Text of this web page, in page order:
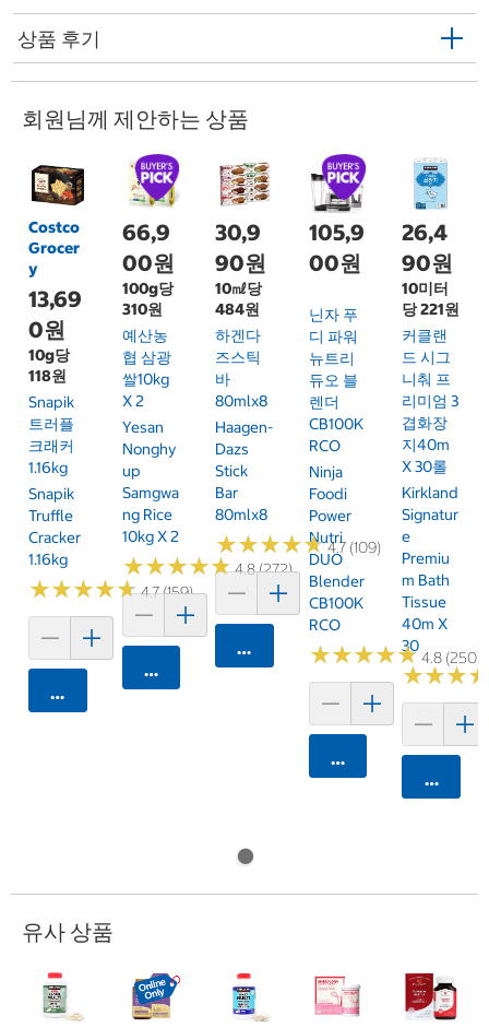
상품 후기
회원님께 제안하는 상품
Costco
Grocer
y
13,69
0원
10g당
118원
Snapik
트러플
크래커
1.16kg
Snapik
Truffle
Cracker
1.16kg
★★★★★
★★★★★4.7 (159)
카트에 담기
66,9
00원
100g당
310원
예산농
협 삼광
쌀10kg
X 2
Yesan
Nonghy
Up
Samgwa
Ng Rice
10kg X 2
★★★★★
★★★★★4.8 (272)
카트에 담기
30,9
90원
10㎖당
484원
하겐다
즈스틱
바
80mlx8
Haagen-
Dazs
Stick
Bar
80mlx8
★★★★★
★★★★★4.7 (109)
카트에 담기
105,9
00원
닌자 푸
디 파워
뉴트리
듀오 블
렌더
CB100K
RCO
Ninja
Foodi
Power
Nutri
DUO
Blender
CB100K
RCO
★★★★★
★★★★★4.8 (250)
카트에 담기
26,4
90원
10미터
당 221원
커클랜
드 시그
니춰 프
리미엄 3
겹화장
지40m
X 30롤
Kirkland
Signatur
E
Premiu
M Bath
Tissue
40m X
30
★★★
★★★
카트에
유사 상품